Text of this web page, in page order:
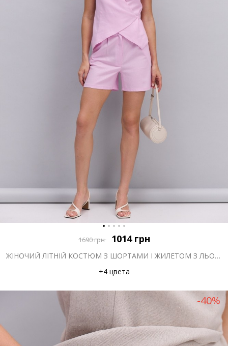
1690грн 1014 грн
ЖІНОЧИЙ ЛІТНІЙ КОСТЮМ З ШОРТАМИ І ЖИЛЕТОМ З ЛЬОНУ РОЖЕВИЙ
+4 цвета
-40%